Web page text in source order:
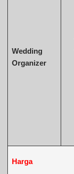
Wedding
Organizer
Harga